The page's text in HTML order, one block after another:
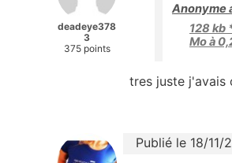
deadeye378
3
375 points
Anonyme
128 kb
Mo à
tres juste j'avais
Publié le 18/11/